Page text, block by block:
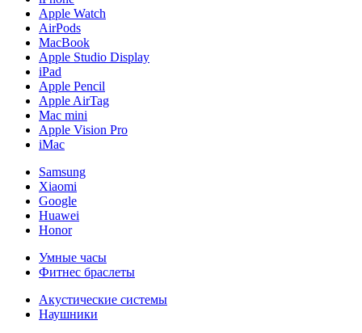
Apple Watch
AirPods
MacBook
Apple Studio Display
iPad
Apple Pencil
Apple AirTag
Mac mini
Apple Vision Pro
iMac
Samsung
Xiaomi
Google
Huawei
Honor
Умные часы
Фитнес браслеты
Акустические системы
Наушники